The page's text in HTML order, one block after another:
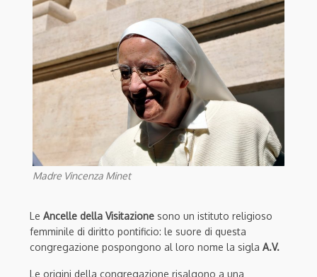
Madre Vincenza Minet
Le Ancelle della Visitazione sono un istituto religioso
femminile di diritto pontificio: le suore di questa
congregazione pospongono al loro nome la sigla A.V.
Le origini della congregazione risalgono a una